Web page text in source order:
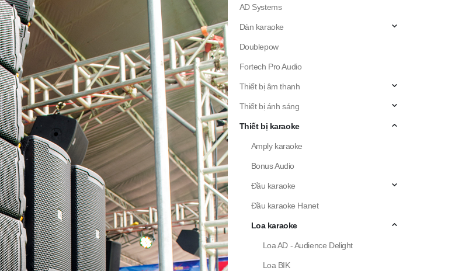
AD Systems
Dàn karaoke
Doublepow
Fortech Pro Audio
Thiết bị âm thanh
Thiết bị ánh sáng
Thiết bị karaoke
Amply karaoke
Bonus Audio
Đầu karaoke
Đầu karaoke Hanet
Loa karaoke
Loa AD - Audience Delight
Loa BIK